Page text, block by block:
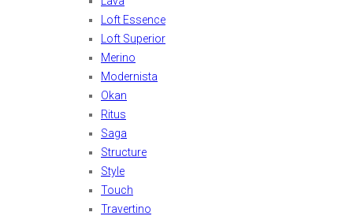
Loft Essence
Loft Superior
Merino
Modernista
Okan
Ritus
Saga
Structure
Style
Touch
Travertino